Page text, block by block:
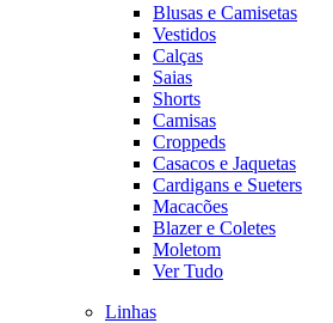
Blusas e Camisetas
Vestidos
Calças
Saias
Shorts
Camisas
Croppeds
Casacos e Jaquetas
Cardigans e Sueters
Macacões
Blazer e Coletes
Moletom
Ver Tudo
Linhas